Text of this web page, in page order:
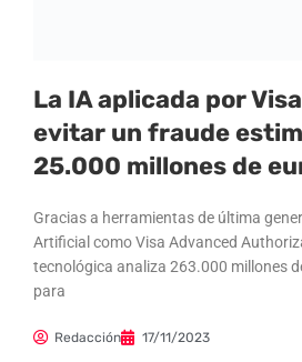
La IA aplicada por
evitar un fraude
25.000 millones de
Gracias a herramientas de última
Artificial como Visa Advanced
tecnológica analiza 263.000 millones
para
Redacción 17/11/2023